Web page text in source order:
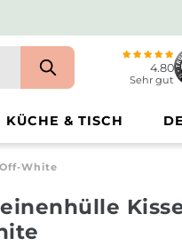
4.80
Sehr gut
KÜCHE & TISCH
White